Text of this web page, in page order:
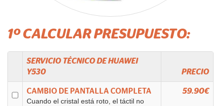
1º CALCULAR PRESUPUESTO:
SERVICIO TÉCNICO DEHUAWEI
Y530
PRECIO
CAMBIO DE PANTALLA COMPLETA
Cuando el cristal está roto, el táctil no
59.90€